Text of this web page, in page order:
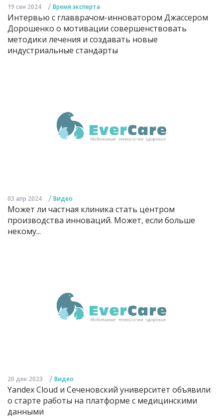
19 сен 2024 / Время эксперта
Интервью с главврачом-инноватором Джассером
Дорошенко о мотивации совершенствовать
методики лечения и создавать новые
индустриальные стандарты
03 апр 2024 / Видео
Может ли частная клиника стать центром
производства инноваций. Может, если больше
некому...
20 дек 2023 / Видео
Yandex Cloud и Сеченовский университет объявили
о старте работы на платформе с медицинскими
данными